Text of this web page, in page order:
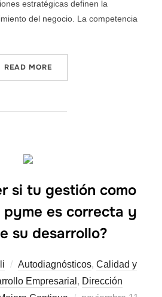
estratégicas definen la
del negocio. La competencia
READ MORE
si tu gestión como
pyme es correcta y
su desarrollo?
Autodiagnósticos, Calidad y
Empresarial , Dirección